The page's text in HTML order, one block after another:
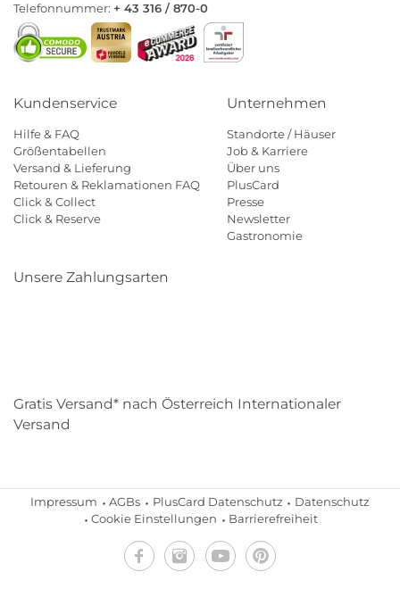
Telefonnummer: + 43 316 / 870-0
Kundenservice
Hilfe & FAQ
Größentabellen
Versand & Lieferung
Retouren & Reklamationen FAQ
Click & Collect
Click & Reserve
Unternehmen
Standorte / Häuser
Job & Karriere
Über uns
PlusCard
Presse
Newsletter
Gastronomie
Unsere Zahlungsarten
Gratis Versand* nach Österreich Internationaler
Versand
Impressum AGBs PlusCard Datenschutz
Datenschutz
Cookie Einstellungen
Barrierefreiheit